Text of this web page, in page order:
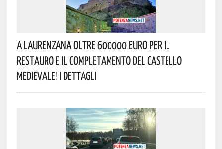
A Laurenzana Oltre 600000 Euro Per Il
Restauro E Il Completamento Del Castello
Medievale! I Dettagli